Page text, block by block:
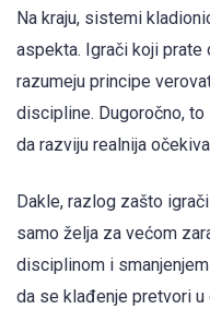
Na kraju, sistemi
aspekta. Igrači koji
razumeju principe
discipline. Dugoročno,
da razviju realnija
Dakle, razlog zašto
samo želja za većom
disciplinom i
da se klađenje pretvori